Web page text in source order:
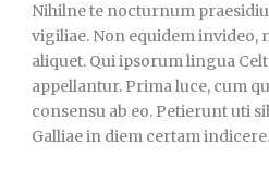
Nihilne te nocturnum
vigiliae. Non equidem invideo,
aliquet. Qui ipsorum lingua
appellantur. Prima luce, cum
consensu ab eo. Petierunt uti
Galliae in diem certam indicere.